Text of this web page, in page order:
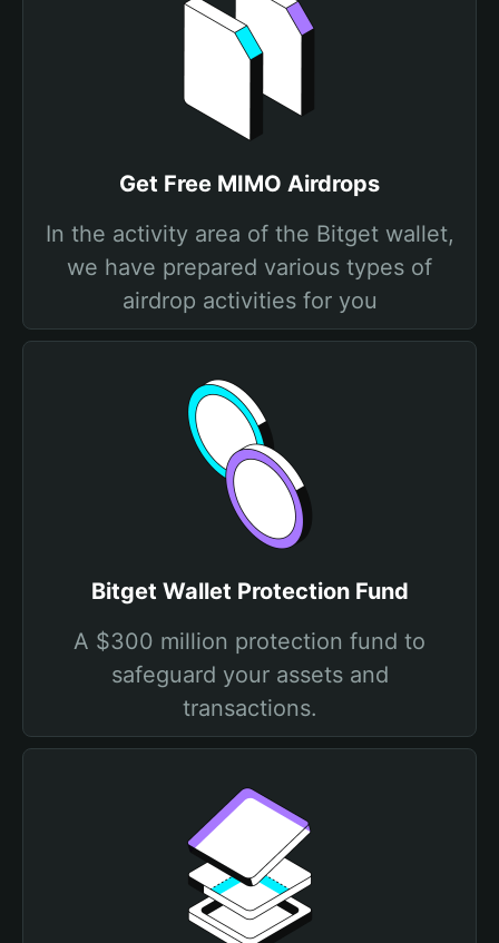
Get Free MIMO Airdrops
In the activity area of the Bitget wallet,
we have prepared various types of
airdrop activities for you
Bitget Wallet Protection Fund
A $300 million protection fund to
safeguard your assets and
transactions.